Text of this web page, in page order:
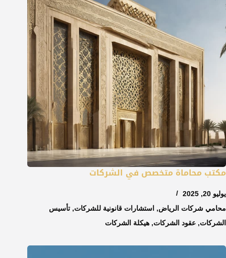
مكتب محاماة متخصص في الشركات
يوليو 20, 2025
محامي شركات الرياض, استشارات قانونية للشركات, تأسيس
الشركات, عقود الشركات, هيكلة الشركات